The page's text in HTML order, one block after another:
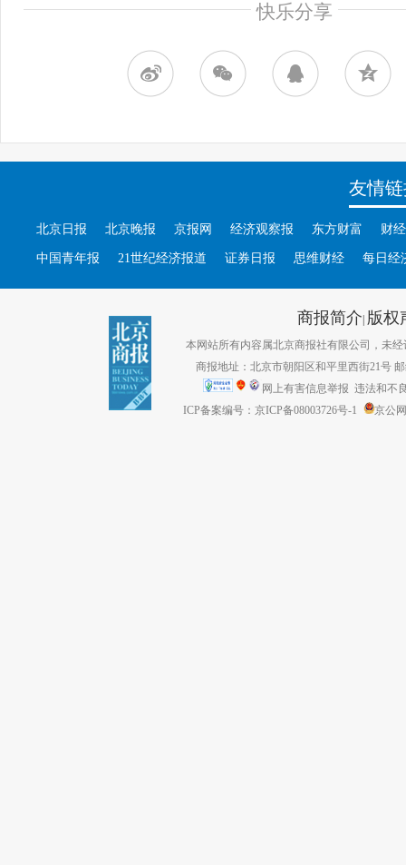
快乐分享
友情
北京日报 北京晚报 京报网 经济观察报 东方财富 财
中国青年报 21世纪经济报道 证券日报 思维财经 每日经
商报简介| 版权
本网站所有内容属北京商报社有限公司，未经
商报地址：北京市朝阳区和平里西街21号
网上有害信息举报 违法和不
ICP备案编号：京ICP备08003726号-1
京公